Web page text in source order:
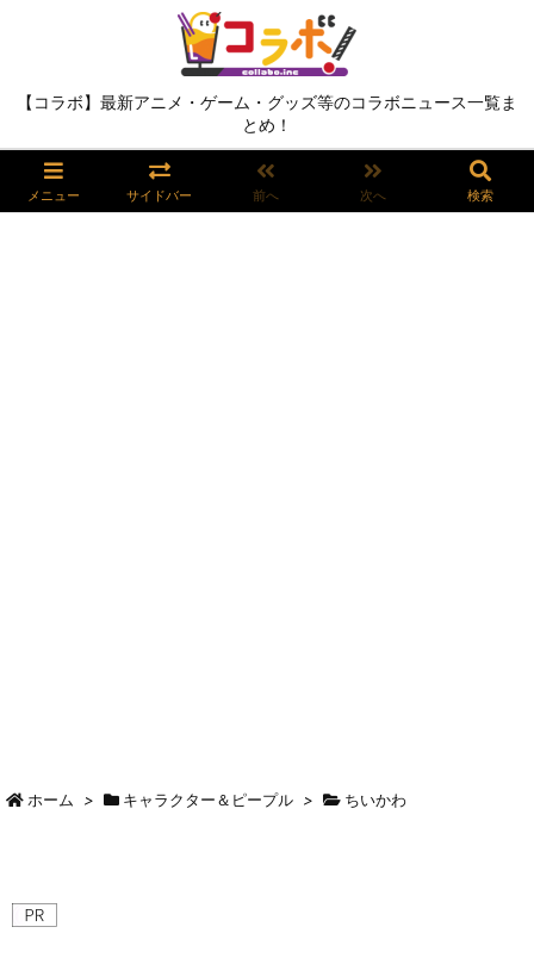
【コラボ】最新アニメ・ゲーム・グッズ等のコラボニュース一覧ま
とめ！
メニュー サイドバー 前へ 次へ 検索
ホーム > キャラクター＆ピープル > ちいかわ